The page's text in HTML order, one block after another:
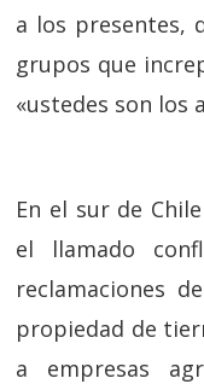
a los presentes,
grupos que
«ustedes son los
En el sur de
el llamado
reclamaciones
propiedad de
a empresas